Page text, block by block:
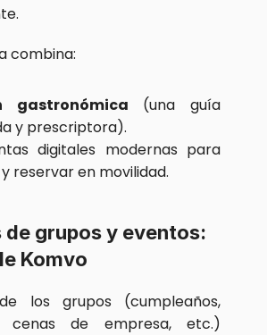
combina:
gastronómica (una guía
y prescriptora).
digitales modernas para
reservar en movilidad.
de grupos y eventos:
Komvo
los grupos (cumpleaños,
cenas de empresa, etc.)